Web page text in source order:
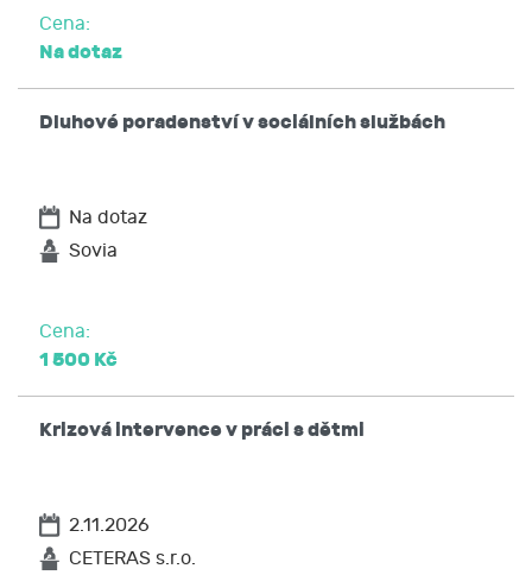
Cena:
Na dotaz
Dluhové poradenství v sociálních službách
Na dotaz
Sovia
Cena:
1 500 Kč
Krizová intervence v práci s dětmi
2.11.2026
CETERAS s.r.o.